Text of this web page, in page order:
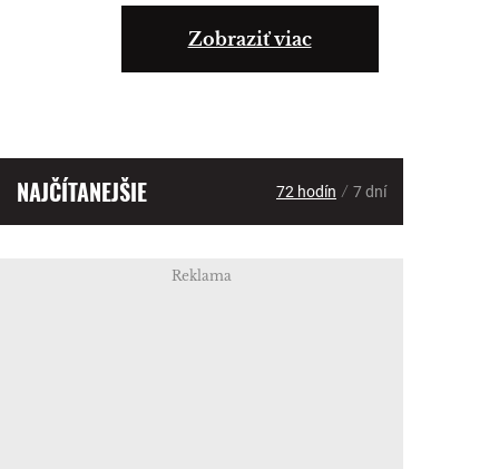
Zobraziť viac
NAJČÍTANEJŠIE 72 hodín / 7 dní
Reklama